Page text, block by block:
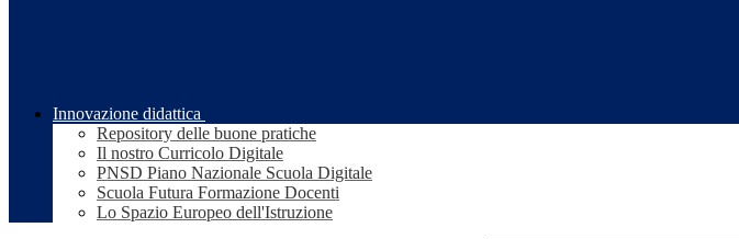
Innovazione didattica
Repository delle buone pratiche
Il nostro Curricolo Digitale
PNSD Piano Nazionale Scuola Digitale
Scuola Futura Formazione Docenti
Lo Spazio Europeo dell'Istruzione